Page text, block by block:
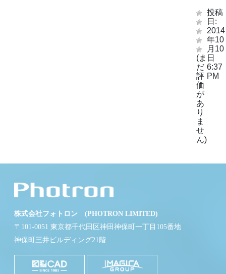
(ま
だ
評
価
が
あ
り
ま
せ
ん)
投稿
日:
2014
年10
月10
日
6:37
PM
株式会社フォトロン (PHOTRON LIMITED)
〒101-0051 東京都千代田区神田神保町一丁目105番地
神保町三井ビルディング21階